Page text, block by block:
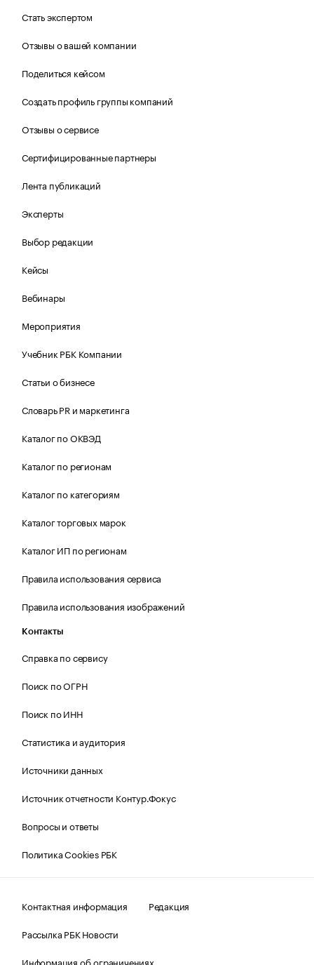
Стать экспертом
Отзывы о вашей компании
Поделиться кейсом
Создать профиль группы компаний
Отзывы о сервисе
Сертифицированные партнеры
Лента публикаций
Эксперты
Выбор редакции
Кейсы
Вебинары
Мероприятия
Учебник РБК Компании
Статьи о бизнесе
Словарь PR и маркетинга
Каталог по ОКВЭД
Каталог по регионам
Каталог по категориям
Каталог торговых марок
Каталог ИП по регионам
Правила использования сервиса
Правила использования изображений
Контакты
Справка по сервису
Поиск по ОГРН
Поиск по ИНН
Статистика и аудитория
Источники данных
Источник отчетности Контур.Фокус
Вопросы и ответы
Политика Cookies РБК
Контактная информация
Редакция
Рассылка РБК Новости
Информация об ограничениях